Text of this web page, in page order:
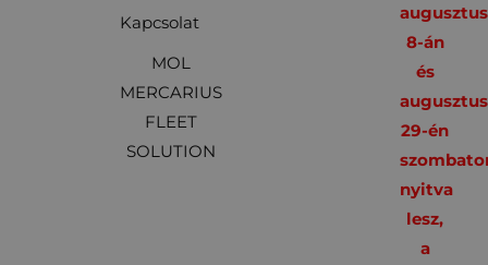
Kapcsolat
MOL
MERCARIUS
FLEET
SOLUTION
augusztus
8-án
és
augusztus
29-én
nyitva
lesz,
a